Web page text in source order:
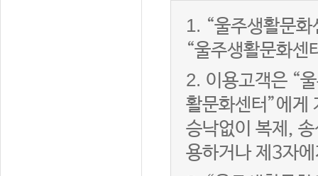
1. “울주생활문
“울주생활문화센
2. 이용고객은 “
활문화센터”에게
승낙없이 복제,
용하거나 제3자